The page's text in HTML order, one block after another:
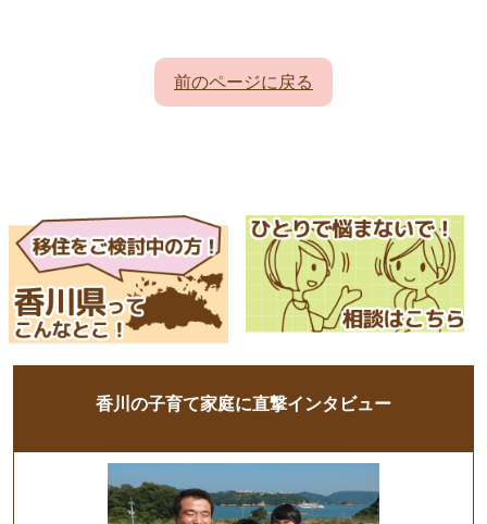
前のページに戻る
香川の子育て家庭に直撃インタビュー